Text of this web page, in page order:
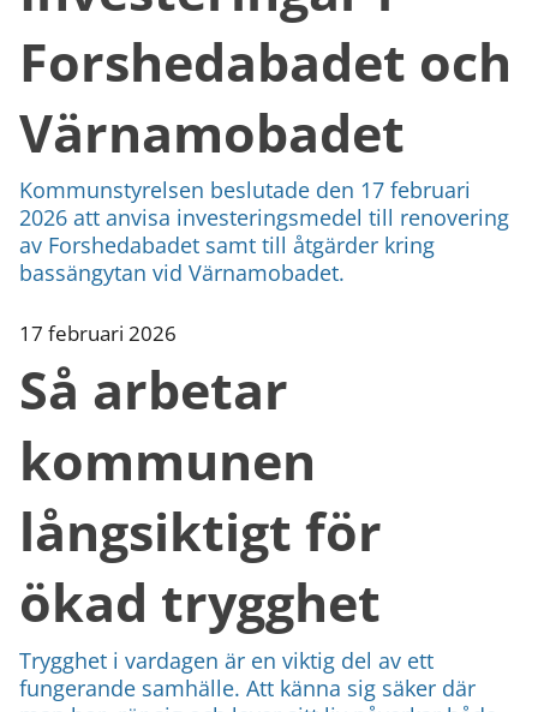
Forshedabadet och
Värnamobadet
Kommunstyrelsen beslutade den 17 februari
2026 att anvisa investeringsmedel till renovering
av Forshedabadet samt till åtgärder kring
bassängytan vid Värnamobadet.
17 februari 2026
Så arbetar
kommunen
långsiktigt för
ökad trygghet
Trygghet i vardagen är en viktig del av ett
fungerande samhälle. Att känna sig säker där